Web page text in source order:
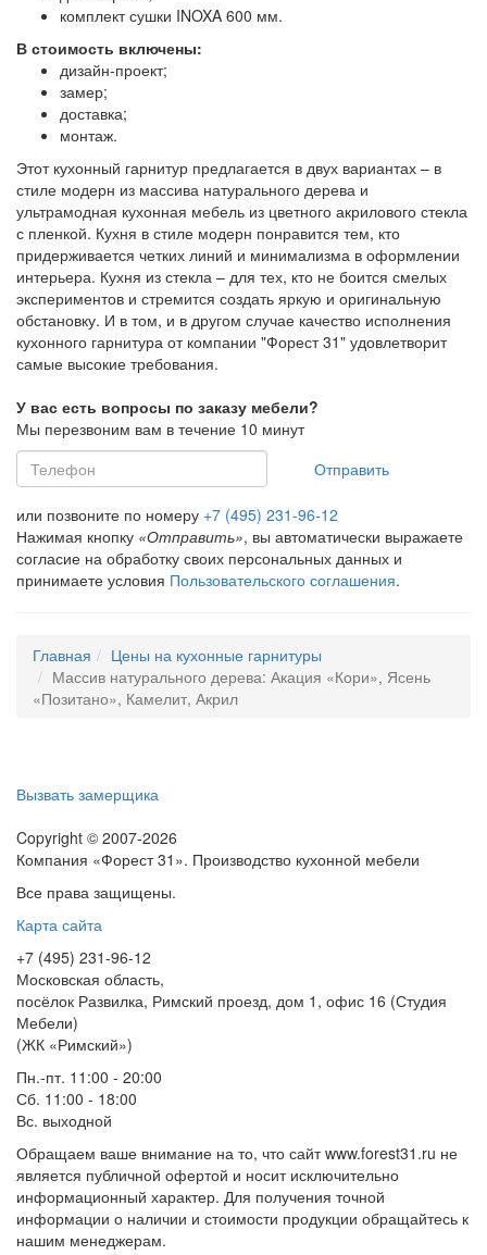
комплект сушки INOXA 600 мм.
В стоимость включены:
дизайн-проект;
замер;
доставка;
монтаж.
Этот кухонный гарнитур предлагается в двух вариантах – в
стиле модерн из массива натурального дерева и
ультрамодная кухонная мебель из цветного акрилового стекла
с пленкой. Кухня в стиле модерн понравится тем, кто
придерживается четких линий и минимализма в оформлении
интерьера. Кухня из стекла – для тех, кто не боится смелых
экспериментов и стремится создать яркую и оригинальную
обстановку. И в том, и в другом случае качество исполнения
кухонного гарнитура от компании "Форест 31" удовлетворит
самые высокие требования.
У вас есть вопросы по заказу мебели?
Мы перезвоним вам в течение 10 минут
Отправить
или позвоните по номеру +7 (495) 231-96-12
Нажимая кнопку «Отправить», вы автоматически выражаете
согласие на обработку своих персональных данных и
принимаете условия Пользовательского соглашения.
Главная
Цены на кухонные гарнитуры
Массив натурального дерева: Акация «Кори», Ясень
«Позитано», Камелит, Акрил
Вызвать замерщика
Copyright © 2007-2026
Компания «Форест 31». Производство кухонной мебели
Все права защищены.
Карта сайта
+7 (495) 231-96-12
Московская область,
посёлок Развилка, Римский проезд, дом 1, офис 16 (Студия
Мебели)
(ЖК «Римский»)
Пн.-пт. 11:00 - 20:00
Сб. 11:00 - 18:00
Вс. выходной
Обращаем ваше внимание на то, что сайт www.forest31.ru не
является публичной офертой и носит исключительно
информационный характер. Для получения точной
информации о наличии и стоимости продукции обращайтесь к
нашим менеджерам.